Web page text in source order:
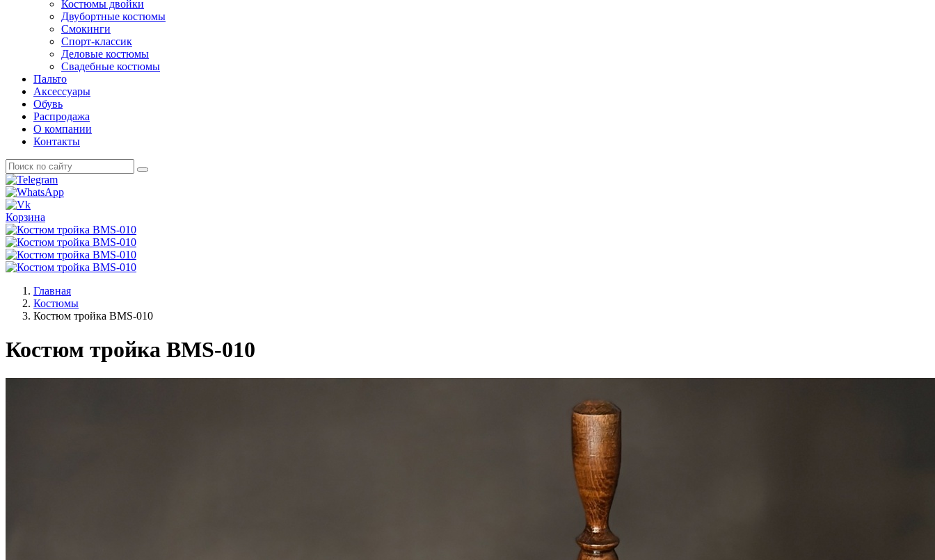
Костюмы двойки
Двубортные костюмы
Смокинги
Спорт-классик
Деловые костюмы
Свадебные костюмы
Пальто
Аксессуары
Обувь
Распродажа
О компании
Контакты
Корзина
Главная
Костюмы
Костюм тройка BMS-010
Костюм тройка BMS-010